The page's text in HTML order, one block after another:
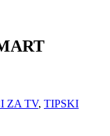
ZA TV, TIPSKI